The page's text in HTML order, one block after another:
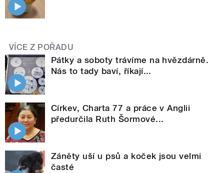
VÍCE Z POŘADU
Pátky a soboty trávíme na hvězdárně.
Nás to tady baví, říkají...
Církev, Charta 77 a práce v Anglii
předurčila Ruth Šormové...
Záněty uší u psů a koček jsou velmi
časté